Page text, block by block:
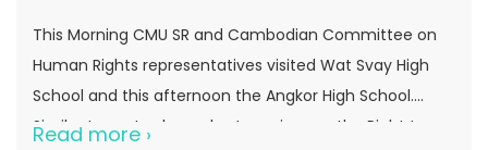
This Morning CMU SR and Cambodian Committee on
Human Rights representatives visited Wat Svay High
School and this afternoon the Angkor High School.
Similar to yesterday a short seminar on the Right to
Read more ›